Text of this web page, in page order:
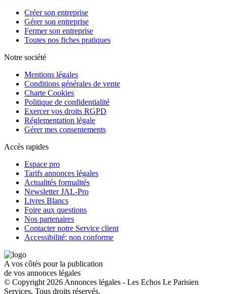
Créer son entreprise
Gérer son entreprise
Fermer son entreprise
Toutes nos fiches pratiques
Notre société
Mentions légales
Conditions générales de vente
Charte Cookies
Politique de confidentialité
Exercer vos droits RGPD
Réglementation légale
Gérer mes consentements
Accès rapides
Espace pro
Tarifs annonces légales
Actualités formalités
Newsletter JAL-Pro
Livres Blancs
Foire aux questions
Nos partenaires
Contacter notre Service client
Accessibilité: non conforme
A vos côtés pour la publication
de vos annonces légales
© Copyright 2026 Annonces légales - Les Echos Le Parisien
Services. Tous droits réservés.